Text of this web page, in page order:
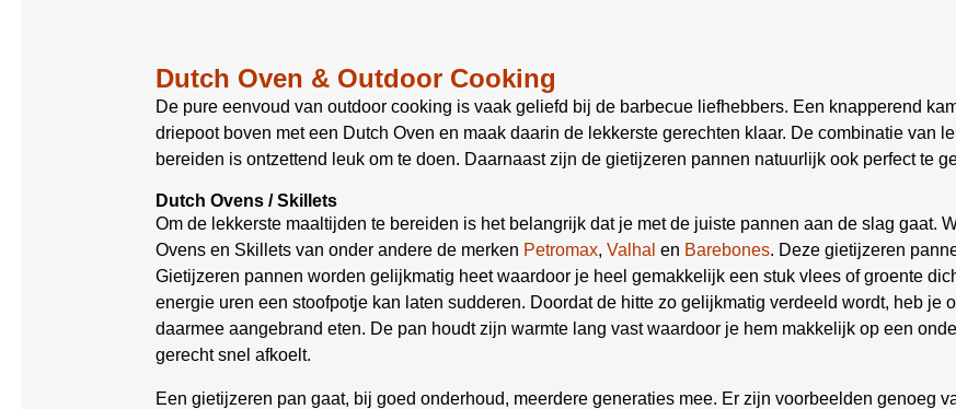
Dutch Oven & Outdoor Cooking
De pure eenvoud van outdoor cooking is vaak geliefd bij de barbecue liefhebbers. Een knapperend
driepoot boven met een Dutch Oven en maak daarin de lekkerste gerechten klaar. De combinatie van
bereiden is ontzettend leuk om te doen. Daarnaast zijn de gietijzeren pannen natuurlijk ook perfect te
Dutch Ovens / Skillets
Om de lekkerste maaltijden te bereiden is het belangrijk dat je met de juiste pannen aan de slag gaat.
Ovens en Skillets van onder andere de merken Petromax, Valhal en Barebones. Deze gietijzeren
Gietijzeren pannen worden gelijkmatig heet waardoor je heel gemakkelijk een stuk vlees of groente
energie uren een stoofpotje kan laten sudderen. Doordat de hitte zo gelijkmatig verdeeld wordt, heb je
daarmee aangebrand eten. De pan houdt zijn warmte lang vast waardoor je hem makkelijk op een
gerecht snel afkoelt.
Een gietijzeren pan gaat, bij goed onderhoud, meerdere generaties mee. Er zijn voorbeelden genoeg